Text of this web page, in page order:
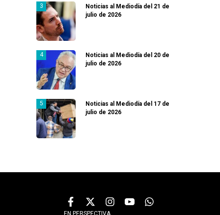
Noticias al Mediodía del 21 de
julio de 2026
Noticias al Mediodía del 20 de
julio de 2026
Noticias al Mediodía del 17 de
julio de 2026
EN PERSPECTIVA